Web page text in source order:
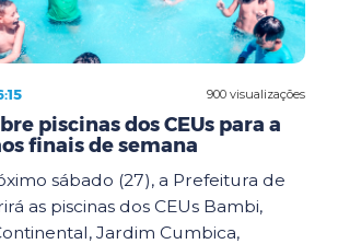
900 visualizações
piscinas dos CEUs para a
finais de semana
sábado (27), a Prefeitura de
as piscinas dos CEUs Bambi,
Jardim Cumbica,